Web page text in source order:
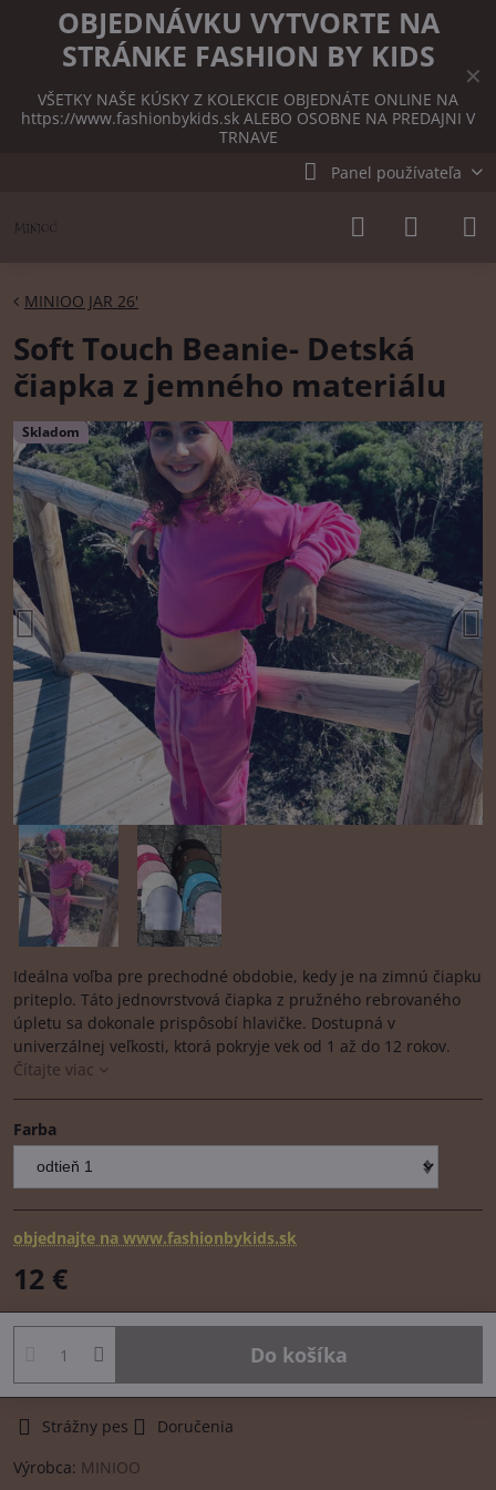
✕
OBJEDNÁVKU VYTVORTE NA
STRÁNKE FASHION BY KIDS
VŠETKY NAŠE KÚSKY Z KOLEKCIE OBJEDNÁTE ONLINE NA
https://www.fashionbykids.sk ALEBO OSOBNE NA PREDAJNI V
TRNAVE
Panel používateľa
Skladom
MINIOO JAR 26'
Soft Touch Beanie- Detská
čiapka z jemného materiálu
Ideálna voľba pre prechodné obdobie, kedy je na zimnú čiapku
priteplo. Táto jednovrstvová čiapka z pružného rebrovaného
úpletu sa dokonale prispôsobí hlavičke. Dostupná v
univerzálnej veľkosti, ktorá pokryje vek od 1 až do 12 rokov.
Čítajte viac
Farba
objednajte na www.fashionbykids.sk
12 €
Do košíka
Strážny pes
Doručenia
Výrobca: MINIOO